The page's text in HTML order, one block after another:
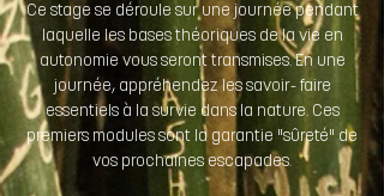
Ce stage se déroule sur une journée pendant
laquelle les bases théoriques de la vie en
autonomie vous seront transmises. En une
journée, appréhendez les savoir- faire
essentiels à la survie dans la nature. Ces
premiers modules sont la garantie "sûreté" de
vos prochaines escapades.